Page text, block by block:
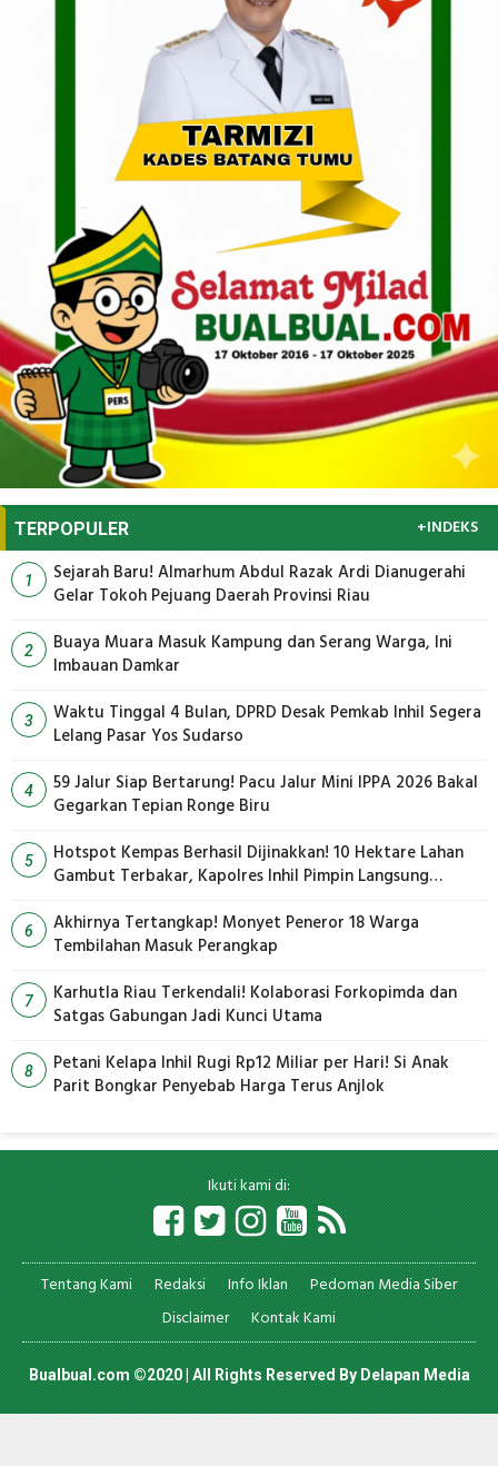
TERPOPULER +INDEKS
1
Sejarah Baru! Almarhum Abdul Razak Ardi Dianugerahi
Gelar Tokoh Pejuang Daerah Provinsi Riau
2
Buaya Muara Masuk Kampung dan Serang Warga, Ini
Imbauan Damkar
3
Waktu Tinggal 4 Bulan, DPRD Desak Pemkab Inhil Segera
Lelang Pasar Yos Sudarso
4
59 Jalur Siap Bertarung! Pacu Jalur Mini IPPA 2026 Bakal
Gegarkan Tepian Ronge Biru
5
Hotspot Kempas Berhasil Dijinakkan! 10 Hektare Lahan
Gambut Terbakar, Kapolres Inhil Pimpin Langsung
6
Akhirnya Tertangkap! Monyet Peneror 18 Warga
Tembilahan Masuk Perangkap
7
Karhutla Riau Terkendali! Kolaborasi Forkopimda dan
Satgas Gabungan Jadi Kunci Utama
8
Petani Kelapa Inhil Rugi Rp12 Miliar per Hari! Si Anak
Parit Bongkar Penyebab Harga Terus Anjlok
Ikuti kami di:
Tentang Kami Redaksi Info Iklan
Pedoman Media Siber
Disclaimer
Kontak Kami
Bualbual.com ©2020 | All Rights Reserved ByDelapan Media